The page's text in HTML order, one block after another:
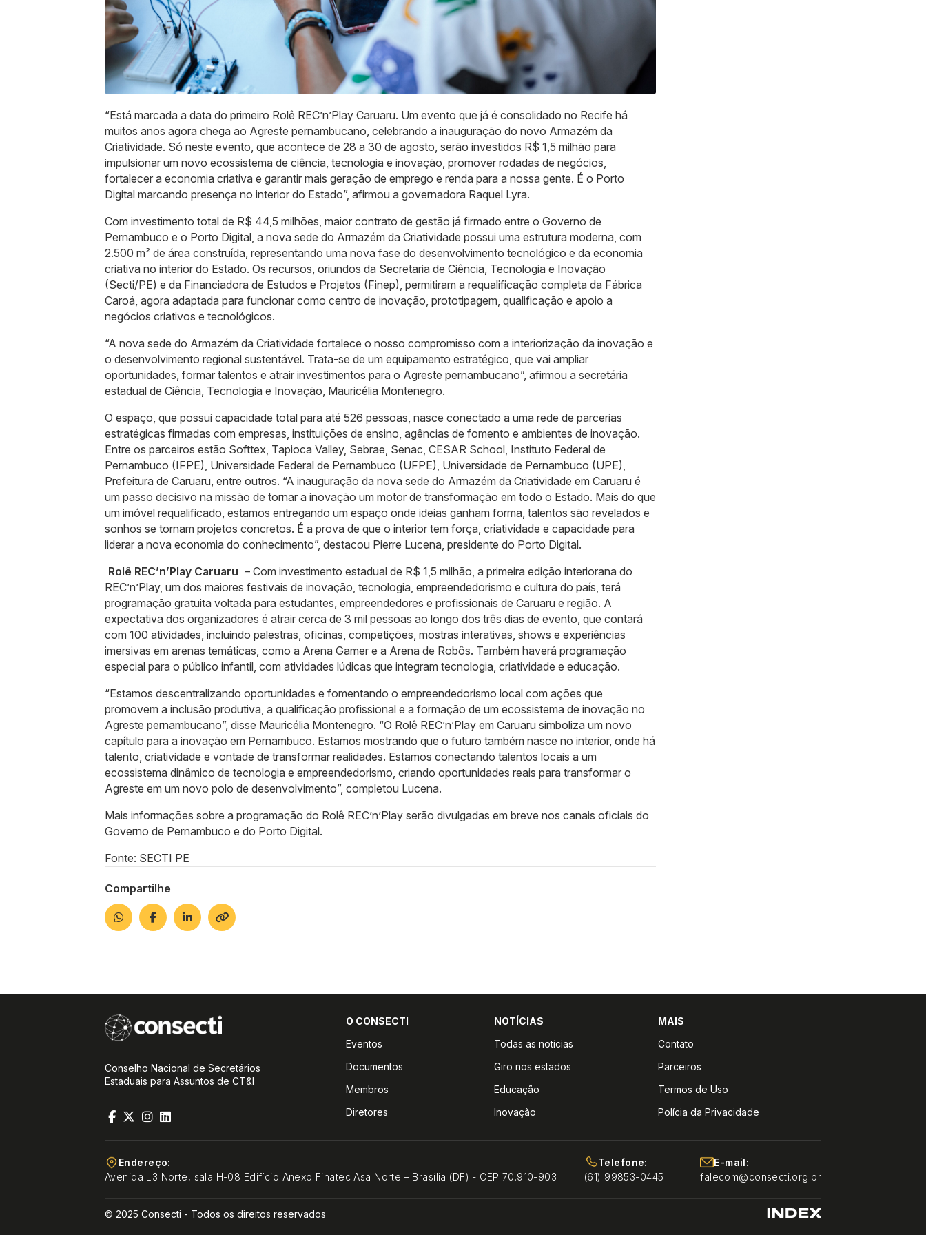
“Está marcada a data do primeiro Rolê REC’n’Play Caruaru. Um evento que já é consolidado no Recife há
muitos anos agora chega ao Agreste pernambucano, celebrando a inauguração do novo Armazém da
Criatividade. Só neste evento, que acontece de 28 a 30 de agosto, serão investidos R$ 1,5 milhão para
impulsionar um novo ecossistema de ciência, tecnologia e inovação, promover rodadas de negócios,
fortalecer a economia criativa e garantir mais geração de emprego e renda para a nossa gente. É o Porto
Digital marcando presença no interior do Estado”, afirmou a governadora Raquel Lyra.
Com investimento total de R$ 44,5 milhões, maior contrato de gestão já firmado entre o Governo de
Pernambuco e o Porto Digital, a nova sede do Armazém da Criatividade possui uma estrutura moderna, com
2.500 m² de área construída, representando uma nova fase do desenvolvimento tecnológico e da economia
criativa no interior do Estado. Os recursos, oriundos da Secretaria de Ciência, Tecnologia e Inovação
(Secti/PE) e da Financiadora de Estudos e Projetos (Finep), permitiram a requalificação completa da Fábrica
Caroá, agora adaptada para funcionar como centro de inovação, prototipagem, qualificação e apoio a
negócios criativos e tecnológicos.
“A nova sede do Armazém da Criatividade fortalece o nosso compromisso com a interiorização da inovação e
o desenvolvimento regional sustentável. Trata-se de um equipamento estratégico, que vai ampliar
oportunidades, formar talentos e atrair investimentos para o Agreste pernambucano”, afirmou a secretária
estadual de Ciência, Tecnologia e Inovação, Mauricélia Montenegro.
O espaço, que possui capacidade total para até 526 pessoas, nasce conectado a uma rede de parcerias
estratégicas firmadas com empresas, instituições de ensino, agências de fomento e ambientes de inovação.
Entre os parceiros estão Softtex, Tapioca Valley, Sebrae, Senac, CESAR School, Instituto Federal de
Pernambuco (IFPE), Universidade Federal de Pernambuco (UFPE), Universidade de Pernambuco (UPE),
Prefeitura de Caruaru, entre outros. “A inauguração da nova sede do Armazém da Criatividade em Caruaru é
um passo decisivo na missão de tornar a inovação um motor de transformação em todo o Estado. Mais do que
um imóvel requalificado, estamos entregando um espaço onde ideias ganham forma, talentos são revelados e
sonhos se tornam projetos concretos. É a prova de que o interior tem força, criatividade e capacidade para
liderar a nova economia do conhecimento”, destacou Pierre Lucena, presidente do Porto Digital.
Rolê REC’n’Play Caruaru – Com investimento estadual de R$ 1,5 milhão, a primeira edição interiorana do
REC’n’Play, um dos maiores festivais de inovação, tecnologia, empreendedorismo e cultura do país, terá
programação gratuita voltada para estudantes, empreendedores e profissionais de Caruaru e região. A
expectativa dos organizadores é atrair cerca de 3 mil pessoas ao longo dos três dias de evento, que contará
com 100 atividades, incluindo palestras, oficinas, competições, mostras interativas, shows e experiências
imersivas em arenas temáticas, como a Arena Gamer e a Arena de Robôs. Também haverá programação
especial para o público infantil, com atividades lúdicas que integram tecnologia, criatividade e educação.
“Estamos descentralizando oportunidades e fomentando o empreendedorismo local com ações que
promovem a inclusão produtiva, a qualificação profissional e a formação de um ecossistema de inovação no
Agreste pernambucano”, disse Mauricélia Montenegro. “O Rolê REC’n’Play em Caruaru simboliza um novo
capítulo para a inovação em Pernambuco. Estamos mostrando que o futuro também nasce no interior, onde há
talento, criatividade e vontade de transformar realidades. Estamos conectando talentos locais a um
ecossistema dinâmico de tecnologia e empreendedorismo, criando oportunidades reais para transformar o
Agreste em um novo polo de desenvolvimento”, completou Lucena.
Mais informações sobre a programação do Rolê REC’n’Play serão divulgadas em breve nos canais oficiais do
Governo de Pernambuco e do Porto Digital.
Fonte: SECTI PE
Compartilhe
Conselho Nacional de Secretários
Estaduais para Assuntos de CT&I
O CONSECTI
Eventos
Documentos
Membros
Diretores
NOTÍCIAS
Todas as notícias
Giro nos estados
Educação
Inovação
MAIS
Contato
Parceiros
Termos de Uso
Polícia da Privacidade
Endereço:
Avenida L3 Norte, sala H-08 Edifício Anexo Finatec Asa Norte – Brasília (DF) - CEP 70.910-903
Telefone:
(61) 99853-0445
E-mail:
falecom@consecti.org.br
© 2025 Consecti - Todos os direitos reservados